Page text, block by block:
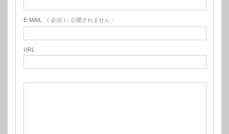
E-MAIL ( 必須 ) - 公開されません -
URL